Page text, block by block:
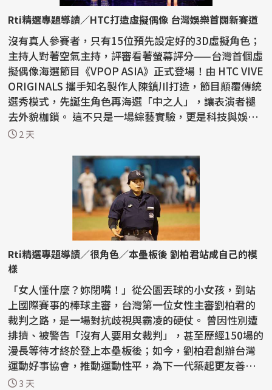
Rti精選專題導讀／HTC打造虛擬偶像 台灣娛樂首闢新賽道
沒有真人參賽者，只有15位預先設定好的3D虛擬角色；
主持人對著空氣主持，評審看著螢幕評分——台灣首個虛
擬偶像海選節目《VPOP ASIA》正式登場！由 HTC VIVE
ORIGINALS 攜手知名製作人陳鎮川打造，節目顛覆傳統
選秀模式，先誕生角色再海選「中之人」，讓表演者褪
去外貌枷鎖。 這不只是一場綜藝實驗，更是科技與娛樂
的...2 天
Rti精選專題導讀／很角色／本壘板後 劉柏君站成自己的模
樣
「女人懂什麼？妳閉嘴！」從公園丟球的小女孩，到站
上國際賽事的棒球主審，台灣第一位女性主審劉柏君的
裁判之路，是一場對抗歧視與霸凌的硬仗。 曾因性別遭
排擠、被警告「沒有人要用女裁判」，甚至歷經150場的
漫長等待才終於登上本壘板後；如今，劉柏君創辦台灣
運動好事協會，推動運動性平，為下一代築起更友善的
紅土...
3 天